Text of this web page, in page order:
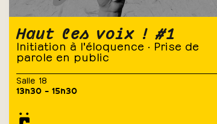
Haut les voix ! #1
Initiation à l'éloquence · Prise de
parole en public
Salle 18
13h30 – 15h30